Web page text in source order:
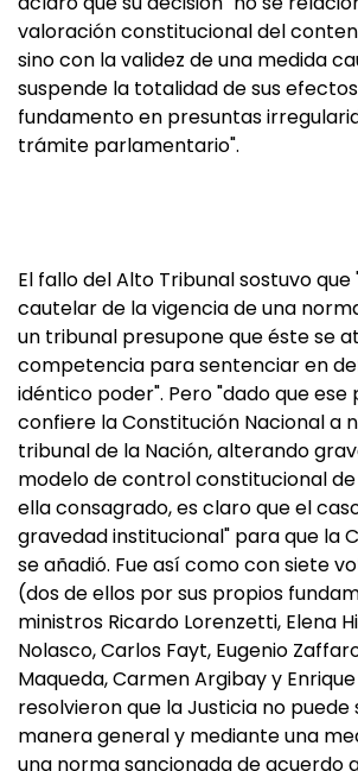
valoración constitucional del
sino con la validez de una medida
suspende la totalidad de sus
fundamento en presuntas
trámite parlamentario".
El fallo del Alto Tribunal sostuvo que
cautelar de la vigencia de una
un tribunal presupone que éste se
competencia para sentenciar en
idéntico poder". Pero "dado que ese
confiere la Constitución Nacional a
tribunal de la Nación, alterando
modelo de control constitucional
ella consagrado, es claro que el
gravedad institucional" para que la
se añadió. Fue así como con siete
(dos de ellos por sus propios
ministros Ricardo Lorenzetti, Elena
Nolasco, Carlos Fayt, Eugenio
Maqueda, Carmen Argibay y
resolvieron que la Justicia no puede
manera general y mediante una
una norma sancionada de acuerdo